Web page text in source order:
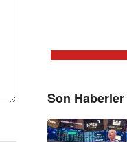
Son Haberler